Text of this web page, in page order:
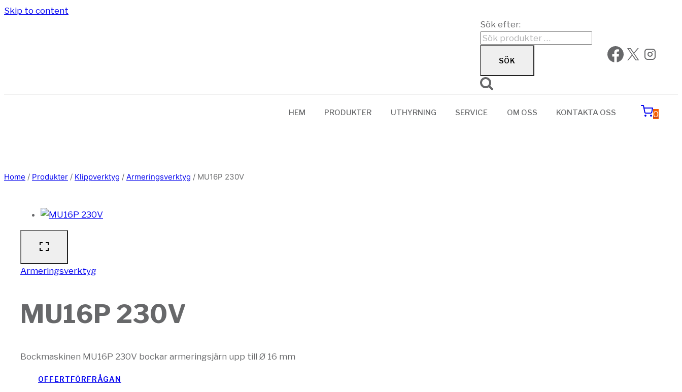
Skip to content
Sök efter:
SÖK
HEM PRODUKTER UTHYRNING SERVICE OM OSS KONTAKTA OSS 0
Home / Produkter / Klippverktyg / Armeringsverktyg / MU16P 230V
Armeringsverktyg
MU16P 230V
Bockmaskinen MU16P 230V bockar armeringsjärn upp till Ø 16 mm
OFFERTFÖRFRÅGAN